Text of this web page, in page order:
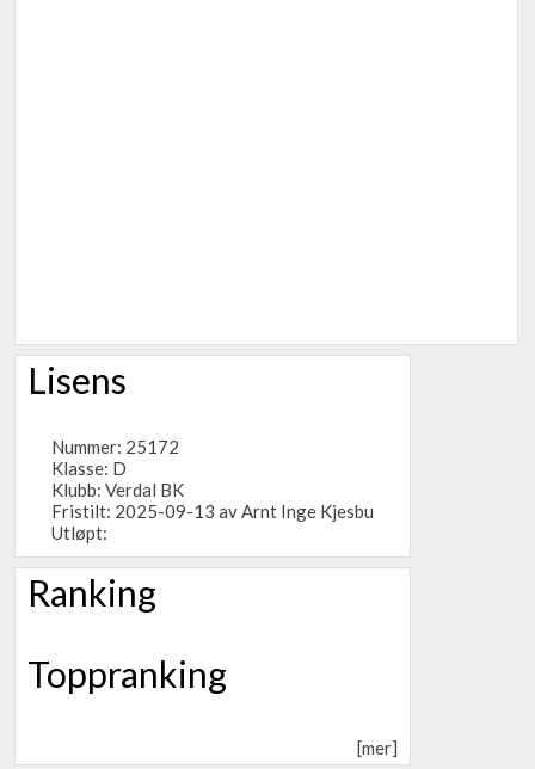
Lisens
Nummer: 25172
Klasse: D
Klubb: Verdal BK
Fristilt: 2025-09-13 av Arnt Inge Kjesbu
Utløpt:
Ranking
Toppranking
[mer]